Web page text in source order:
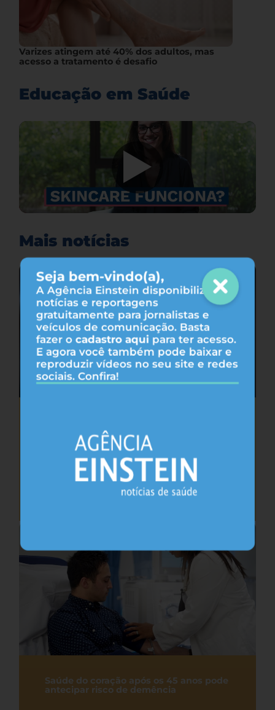
Seja bem-vindo(a),
A Agência Einstein disponibiliza
notícias e reportagens
gratuitamente para jornalistas e
veículos de comunicação. Basta
fazer o cadastro aqui para ter acesso.
E agora você também pode baixar e
reproduzir vídeos no seu site e redes
sociais. Confira!
Varizes atingem até 40% dos adultos, mas
acesso a tratamento é desafio
Educação em Saúde
Mais notícias
privação do sono, sugere estudo
Saúde do coração após os 45 anos pode
antecipar risco de demência